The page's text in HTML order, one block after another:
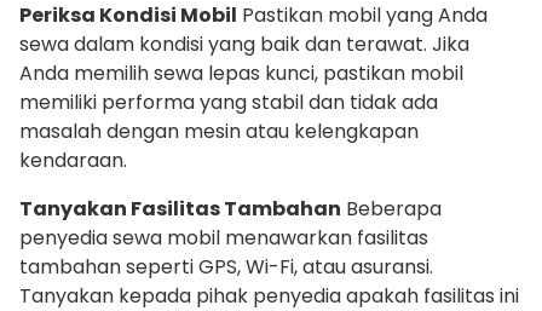
Periksa Kondisi Mobil Pastikan mobil yang Anda
sewa dalam kondisi yang baik dan terawat. Jika
Anda memilih sewa lepas kunci, pastikan mobil
memiliki performa yang stabil dan tidak ada
masalah dengan mesin atau kelengkapan
kendaraan.
Tanyakan Fasilitas Tambahan Beberapa
penyedia sewa mobil menawarkan fasilitas
tambahan seperti GPS, Wi-Fi, atau asuransi.
Tanyakan kepada pihak penyedia apakah fasilitas ini